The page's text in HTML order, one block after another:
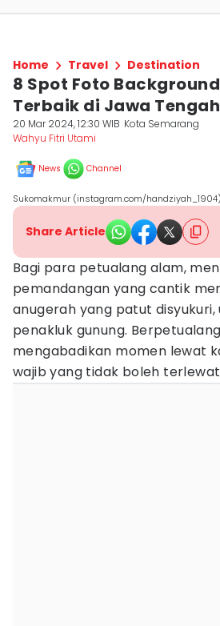
Home Travel Destination
8 Spot Foto
Terbaik di Jawa Tengah
20 Mar 2024, 12:30 WIB Kota Semarang
Wahyu Fitri Utami
News Channel
Sukomakmur (instagram.com/handziyah_1904)
Share Article
Bagi para petualang alam,
pemandangan yang cantik
anugerah yang patut disyukuri,
penakluk gunung.
mengabadikan momen lewat
wajib yang tidak boleh